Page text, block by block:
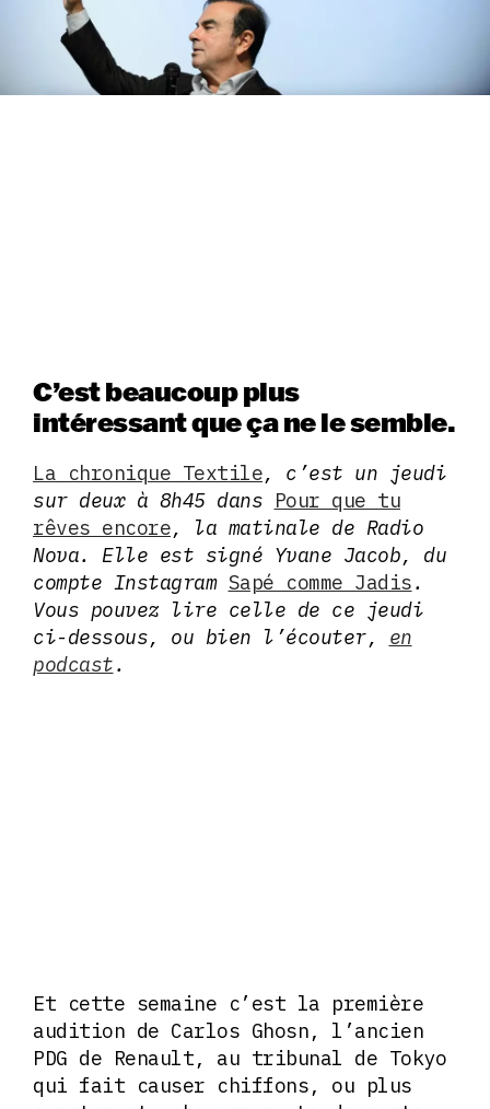
C’est beaucoup plus
intéressant que ça ne le semble.
La chronique Textile, c’est un jeudi
sur deux à 8h45 dans Pour que tu
rêves encore, la matinale de Radio
Nova. Elle est signé Yvane Jacob, du
compte Instagram Sapé comme Jadis.
Vous pouvez lire celle de ce jeudi
ci-dessous, ou bien l’écouter, en
podcast.
Et cette semaine c’est la première
audition de Carlos Ghosn, l’ancien
PDG de Renault, au tribunal de Tokyo
qui fait causer chiffons, ou plus